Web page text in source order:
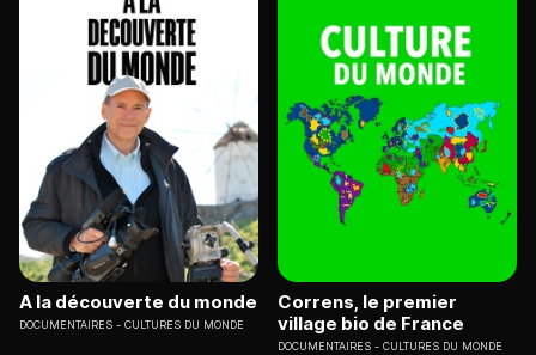
A la découverte du monde
DOCUMENTAIRES CULTURES DU MONDE
Correns, le premier
village bio de France
DOCUMENTAIRES CULTURES DU MONDE